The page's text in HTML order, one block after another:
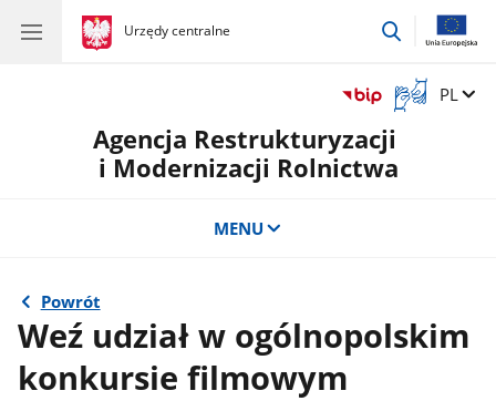
gov.pl
Urzędy centralne
gov.pl
Urzędy
przejdź
Otwórz
okno
z
tłumaczem
Zmień
PL
Agencja Restrukturyzacji
i Modernizacji Rolnictwa
MENU
Powrót
Weź udział w ogólnopolskim
konkursie filmowym